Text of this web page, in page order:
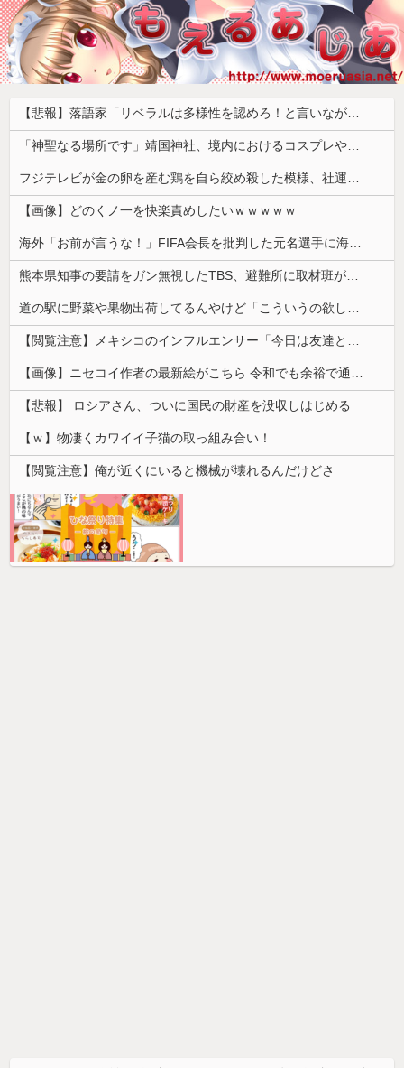
【悲報】落語家「リベラルは多様性を認めろ！と言いながら自分達と違う意見には執拗に攻撃してくる！」ｗｗｗｗｗｗｗｗｗｗｗｗｗｗ
「神聖なる場所です」靖国神社、境内におけるコスプレや軍装の禁止を発表
フジテレビが金の卵を産む鶏を自ら絞め殺した模様、社運を賭けたドル箱コンテンツが御蔵入りになってしまい……
【画像】どのくノ一を快楽責めしたいｗｗｗｗｗ
海外「お前が言うな！」FIFA会長を批判した元名選手に海外から猛反発！（海外の反応）
熊本県知事の要請をガン無視したTBS、避難所に取材班が押し入ってプライバシーに全く配慮しない報道を……
道の駅に野菜や果物出荷してるんやけど「こういうの欲しい」とかある？
【閲覧注意】メキシコのインフルエンサー「今日は友達と配達員のアルバイトを体験してみるよ！！」←結果・・・
【画像】ニセコイ作者の最新絵がこちら 令和でも余裕で通用するｗｗｗｗｗ
【悲報】 ロシアさん、ついに国民の財産を没収しはじめる
【ｗ】物凄くカワイイ子猫の取っ組み合い！
【閲覧注意】俺が近くにいると機械が壊れるんだけどさ